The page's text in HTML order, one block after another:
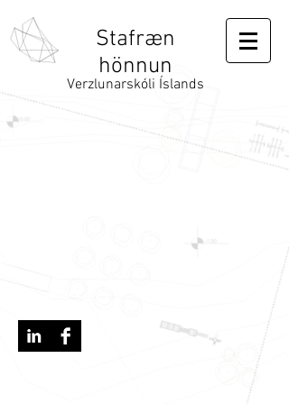
Stafræn
hönnun
Verzlunarskóli Íslands